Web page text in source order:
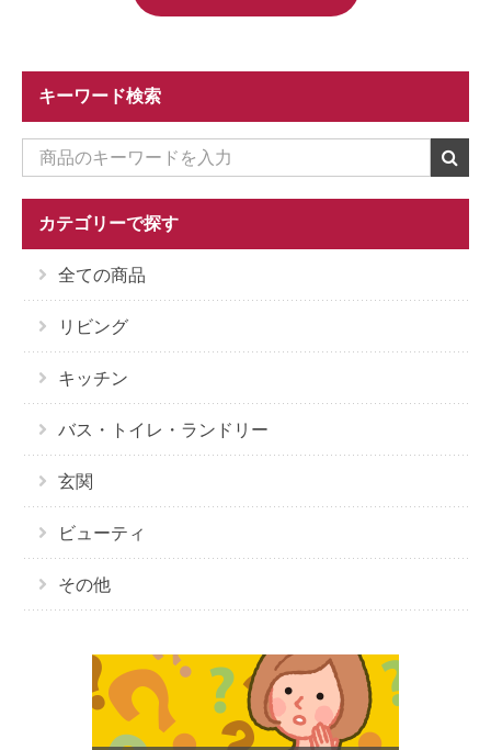
キーワード検索
カテゴリーで探す
全ての商品
リビング
キッチン
バス・トイレ・ランドリー
玄関
ビューティ
その他